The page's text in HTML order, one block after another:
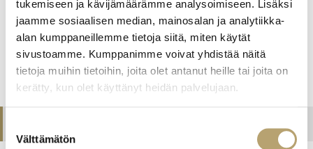
tukemiseen ja kävijämäärämme analysoimiseen. Lisäksi
jaamme sosiaalisen median, mainosalan ja analytiikka-
alan kumppaneillemme tietoja siitä, miten käytät
sivustoamme. Kumppanimme voivat yhdistää näitä
tietoja muihin tietoihin, joita olet antanut heille tai joita on
kerätty, kun olet käyttänyt heidän palvelujaan.
valinta
Välttämätön
Ennakkotehtävä lähetetään pääsykoekutsun mukana.
Hakija voidaan jättää valitsematta, jos kokeen tulos on 0
pistettä.